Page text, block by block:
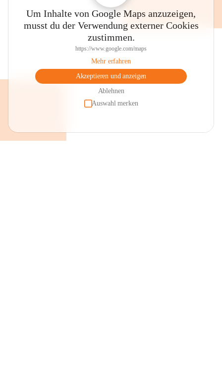
Expert + Schule (digitale Bildung)
Begabungs- und Begabtensiegel
MINT - Siegel
Klimabündnisschule
ASKÖ - Bewegungssiegel
Um Inhalte von Google Maps anzuzeigen,
musst du der Verwendung externer Cookies
zustimmen.
https://www.google.com/maps
Mehr erfahren
Akzeptieren und anzeigen
Ablehnen
Auswahl merken